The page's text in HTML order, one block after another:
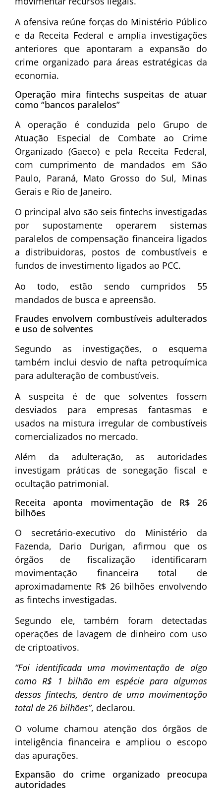
A ofensiva reúne forças do Ministério Público
e da Receita Federal e amplia investigações
anteriores que apontaram a expansão do
crime organizado para áreas estratégicas da
economia.
Operação mira fintechs suspeitas de atuar
como “bancos paralelos”
A operação é conduzida pelo Grupo de
Atuação Especial de Combate ao Crime
Organizado (Gaeco) e pela Receita Federal,
com cumprimento de mandados em São
Paulo, Paraná, Mato Grosso do Sul, Minas
Gerais e Rio de Janeiro.
O principal alvo são seis fintechs investigadas
por supostamente operarem sistemas
paralelos de compensação financeira ligados
a distribuidoras, postos de combustíveis e
fundos de investimento ligados ao PCC.
Ao todo, estão sendo cumpridos 55
mandados de busca e apreensão.
Fraudes envolvem combustíveis adulterados
e uso de solventes
Segundo as investigações, o esquema
também inclui desvio de nafta petroquímica
para adulteração de combustíveis.
A suspeita é de que solventes fossem
desviados para empresas fantasmas e
usados na mistura irregular de combustíveis
comercializados no mercado.
Além da adulteração, as autoridades
investigam práticas de sonegação fiscal e
ocultação patrimonial.
Receita aponta movimentação de R$ 26
bilhões
O secretário-executivo do Ministério da
Fazenda, Dario Durigan, afirmou que os
órgãos de fiscalização identificaram
movimentação financeira total de
aproximadamente R$ 26 bilhões envolvendo
as fintechs investigadas.
Segundo ele, também foram detectadas
operações de lavagem de dinheiro com uso
de criptoativos.
“Foi identificada uma movimentação de algo
como R$ 1 bilhão em espécie para algumas
dessas fintechs, dentro de uma movimentação
total de 26 bilhões”, declarou.
O volume chamou atenção dos órgãos de
inteligência financeira e ampliou o escopo
das apurações.
Expansão do crime organizado preocupa
autoridades